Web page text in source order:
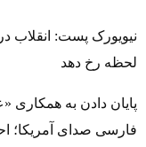
نیویورک پست: انقلاب
لحظه رخ دهد
پایان دادن به همکاری
فارسی صدای آمریکا؛